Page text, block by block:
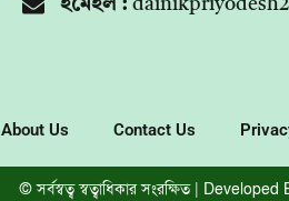
ইমেইল :
About Us Contact Us
© সর্বস্বত্ব স্বত্বাধিকার সংরক্ষিত |